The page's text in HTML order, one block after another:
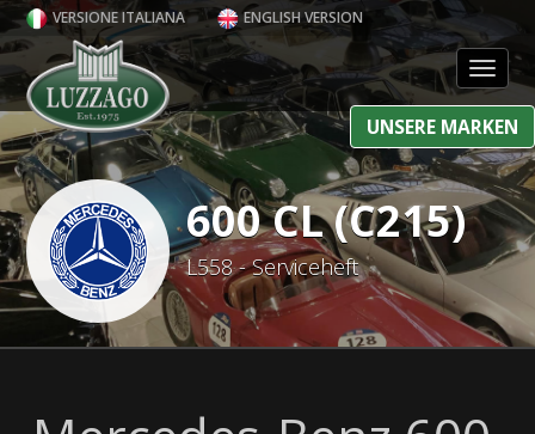
VERSIONE ITALIANA ENGLISH VERSION
UNSERE MARKEN
600 CL (C215)
L558 - Serviceheft